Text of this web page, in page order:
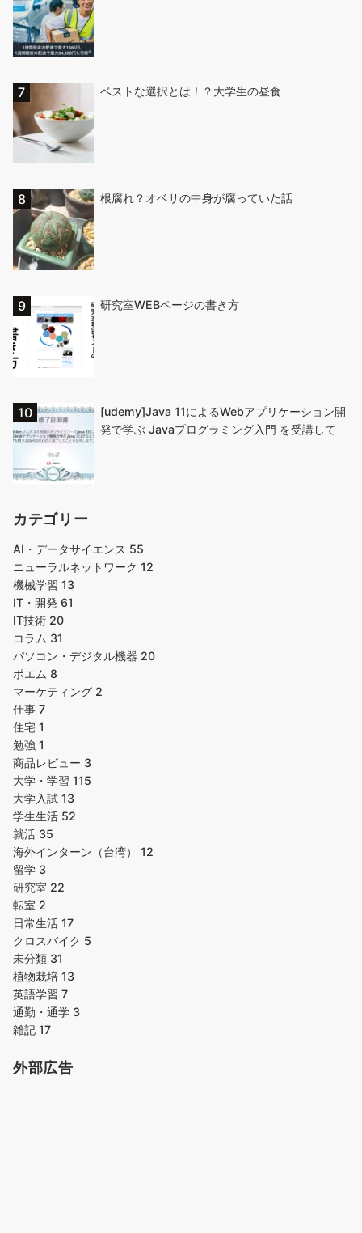
ベストな選択とは！？大学生の昼食
根腐れ？オベサの中身が腐っていた話
研究室WEBページの書き方
[udemy]Java 11によるWebアプリケーション開
発で学ぶ Javaプログラミング入門 を受講して
カテゴリー
AI・データサイエンス 55
ニューラルネットワーク 12
機械学習 13
IT・開発 61
IT技術 20
コラム 31
パソコン・デジタル機器 20
ポエム 8
マーケティング 2
仕事 7
住宅 1
勉強 1
商品レビュー 3
大学・学習 115
大学入試 13
学生生活 52
就活 35
海外インターン（台湾） 12
留学 3
研究室 22
転室 2
日常生活 17
クロスバイク 5
未分類 31
植物栽培 13
英語学習 7
通勤・通学 3
雑記 17
外部広告